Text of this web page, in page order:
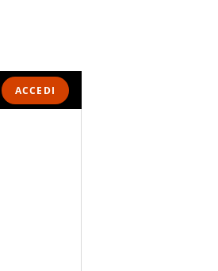
ACCEDI